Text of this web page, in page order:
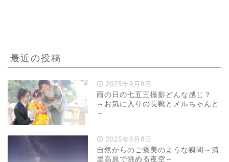
最近の投稿
2025年9月8日
雨の日の七五三撮影どんな感じ？
～お気に入りの長靴とメルちゃんと
～
2025年9月8日
自然からのご褒美のような瞬間～清
里高原で眺める夜空～